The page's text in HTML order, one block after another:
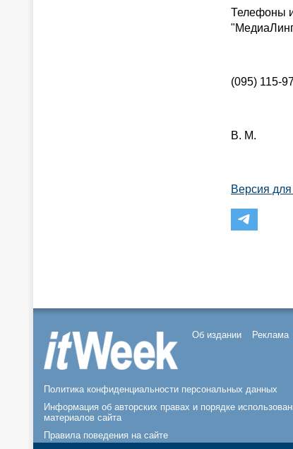
Телефоны
(095) 115-
В. М.
Версия для
Об издании Реклама
Политика конфиденциальности персональных данных
Информация об авторских правах и порядке
материалов сайта
Правила поведения на сайте